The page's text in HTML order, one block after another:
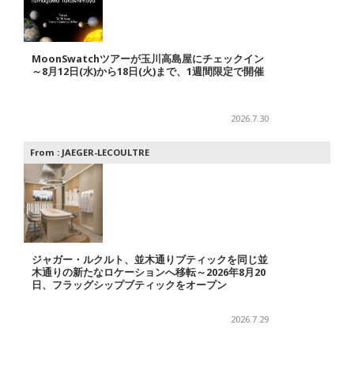
MoonSwatchツアーが玉川高島屋にチェックイン
～8月12日(水)から18日(火)まで、1週間限定で開催
2026.7.30
From : JAEGER-LECOULTRE
ジャガー・ルクルト、並木通りブティックを同じ並
木通りの新たなロケーションへ移転～2026年8月20
日、フラッグシップブティックをオープン
2026.7.29